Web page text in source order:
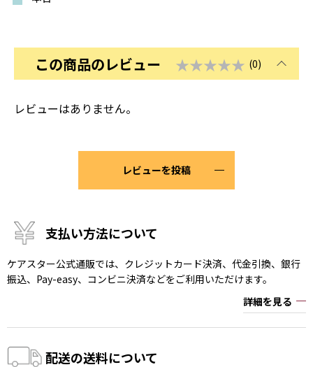
この商品のレビュー ★★★★★ (0)
レビューはありません。
レビューを投稿
支払い方法について
ケアスター公式通販では、クレジットカード決済、代金引換、銀行
振込、Pay-easy、コンビニ決済などをご利用いただけます。
詳細を見る
配送の送料について